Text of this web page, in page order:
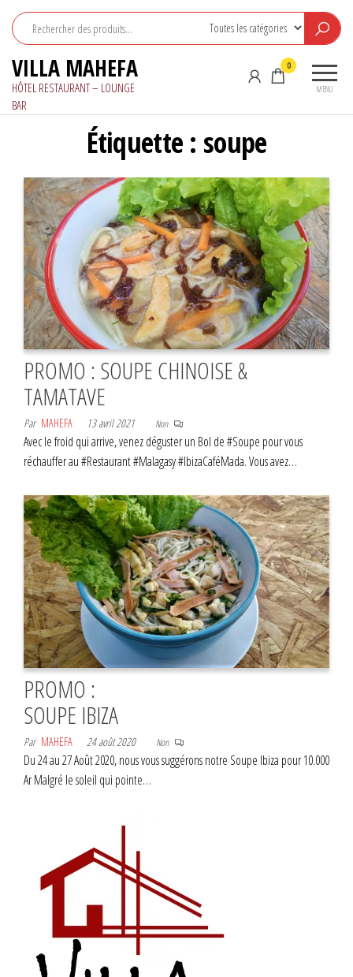
contenu
VILLA MAHEFA
HÔTEL RESTAURANT – LOUNGE
BAR
MENU
0
Étiquette : soupe
PROMO : SOUPE CHINOISE &
TAMATAVE
Par MAHEFA 13 avril 2021 Non
Avec le froid qui arrive, venez déguster un Bol de #Soupe pour vous
réchauffer au #Restaurant #Malagasy #IbizaCaféMada. Vous avez…
PROMO :
SOUPE IBIZA
Par MAHEFA 24 août 2020 Non
Du 24 au 27 Août 2020, nous vous suggérons notre Soupe Ibiza pour 10.000
Ar Malgré le soleil qui pointe…